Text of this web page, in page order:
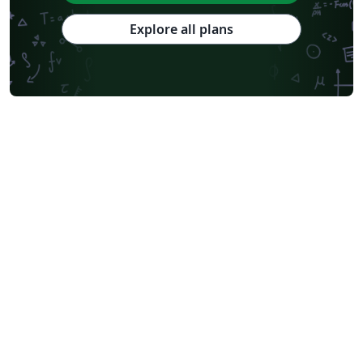
Explore all plans